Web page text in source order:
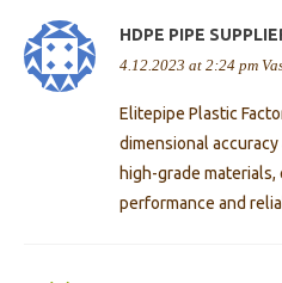
HDPE PIPE
4.12.2023 at 2:24 pm
Elitepipe Plastic
dimensional
high-grade
performance and